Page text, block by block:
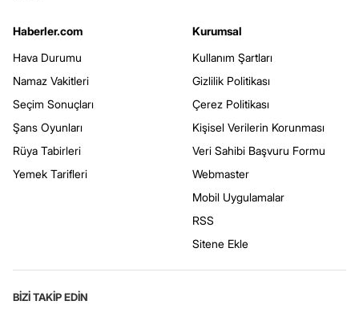
Haberler.com
Hava Durumu
Namaz Vakitleri
Seçim Sonuçları
Şans Oyunları
Rüya Tabirleri
Yemek Tarifleri
Kurumsal
Kullanım Şartları
Gizlilik Politikası
Çerez Politikası
Kişisel Verilerin Korunması
Veri Sahibi Başvuru Formu
Webmaster
Mobil Uygulamalar
RSS
Sitene Ekle
BİZİ TAKİP EDİN